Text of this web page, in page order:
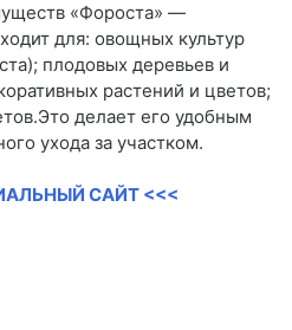
«Фороста» —
для: овощных культур
плодовых деревьев и
растений и цветов;
делает его удобным
ухода за участком.
САЙТ <<<